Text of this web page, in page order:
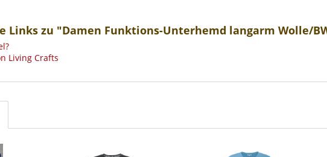
Links zu "Damen Funktions-Unterhemd langarm Wolle/
Living Crafts